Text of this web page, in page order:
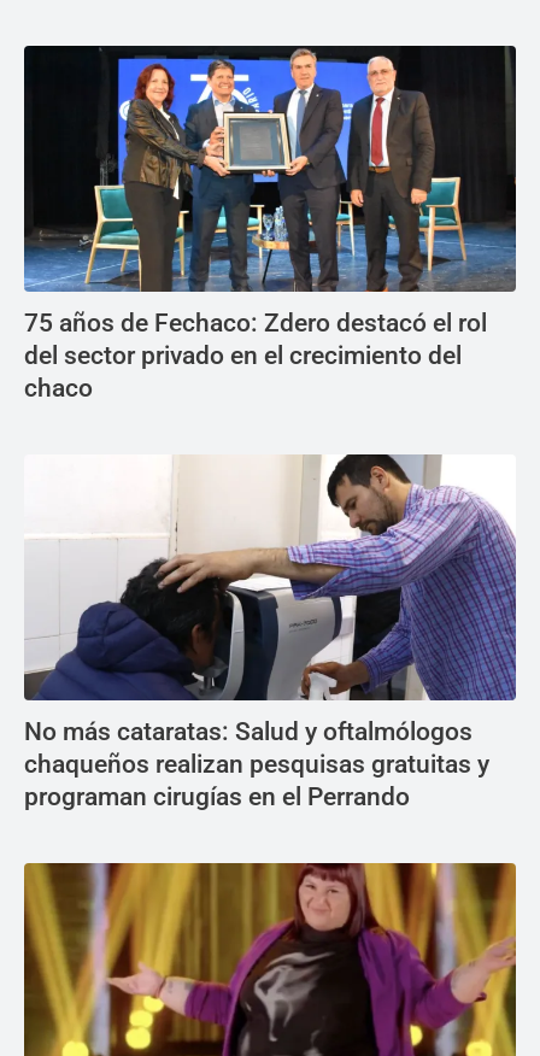
75 años de Fechaco: Zdero destacó el rol
del sector privado en el crecimiento del
chaco
No más cataratas: Salud y oftalmólogos
chaqueños realizan pesquisas gratuitas y
programan cirugías en el Perrando